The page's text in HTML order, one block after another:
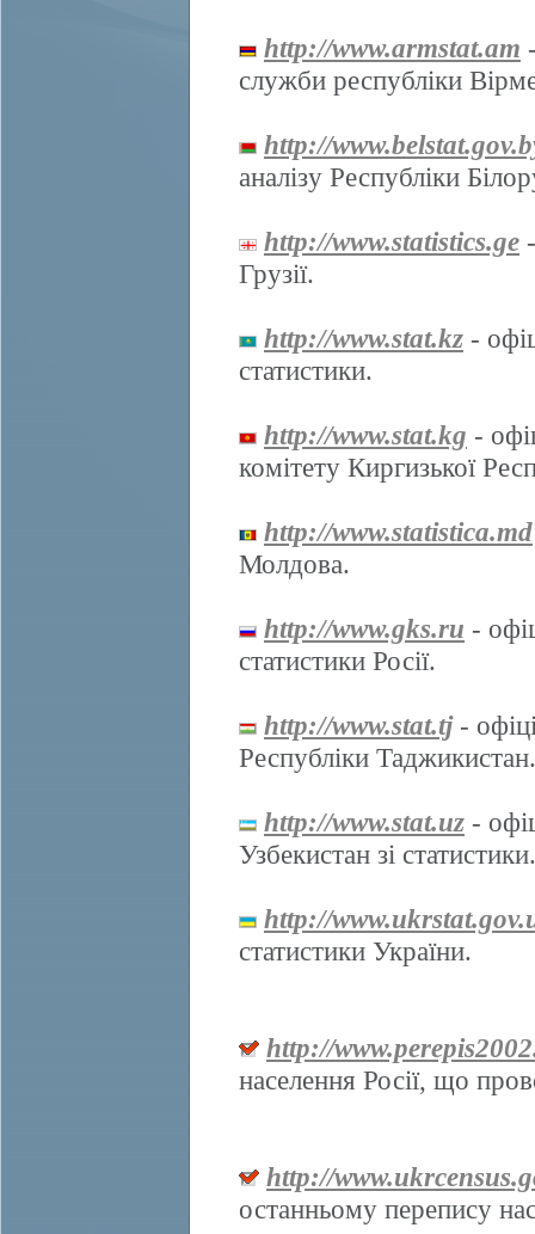
http://www.armstat.am
служби республіки
http://
аналізу Республіки
http://www.statistics.ge
Грузії.
http://www.stat.kz -
статистики.
http://www.stat.kg -
комітету Киргизької
http://www.statistica.md
Молдова.
http://www.gks.ru -
статистики Росії.
http://www.stat.tj-
Республіки Таджикистан.
http://www.stat.uz -
Узбекистан зі статистики.
http://
статистики України.
http://
населення Росії, що
http://
останньому перепису